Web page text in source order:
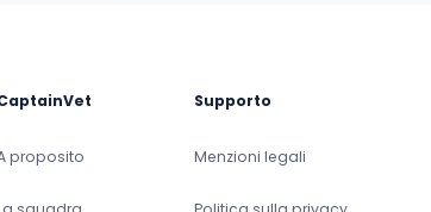
proposito
Supporto
Menzioni legali